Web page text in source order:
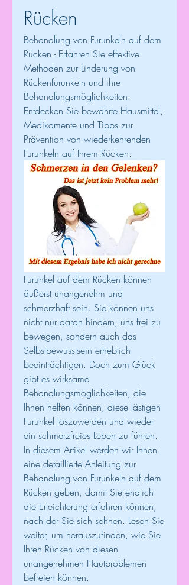
Rücken
Behandlung von Furunkeln auf dem
Rücken - Erfahren Sie effektive
Methoden zur Linderung von
Rückenfurunkeln und ihre
Behandlungsmöglichkeiten.
Entdecken Sie bewährte Hausmittel,
Medikamente und Tipps zur
Prävention von wiederkehrenden
Furunkeln auf Ihrem Rücken.
Furunkel auf dem Rücken können
äußerst unangenehm und
schmerzhaft sein. Sie können uns
nicht nur daran hindern, uns frei zu
bewegen, sondern auch das
Selbstbewusstsein erheblich
beeinträchtigen. Doch zum Glück
gibt es wirksame
Behandlungsmöglichkeiten, die
Ihnen helfen können, diese lästigen
Furunkel loszuwerden und wieder
ein schmerzfreies Leben zu führen.
In diesem Artikel werden wir Ihnen
eine detaillierte Anleitung zur
Behandlung von Furunkeln auf dem
Rücken geben, damit Sie endlich
die Erleichterung erfahren können,
nach der Sie sich sehnen. Lesen Sie
weiter, um herauszufinden, wie Sie
Ihren Rücken von diesen
unangenehmen Hautproblemen
befreien können.